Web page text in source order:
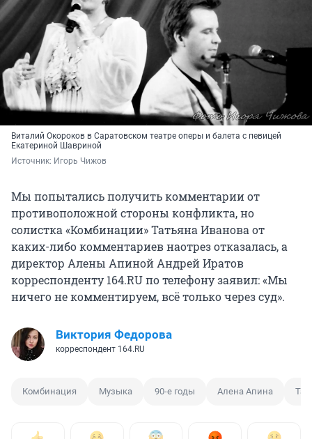
Виталий Окороков в Саратовском театре оперы и балета с певицей
Екатериной Шавриной
Источник: Игорь Чижов
Мы попытались получить комментарии от
противоположной стороны конфликта, но
солистка «Комбинации» Татьяна Иванова от
каких-либо комментариев наотрез отказалась, а
директор Алены Апиной Андрей Иратов
корреспонденту 164.RU по телефону заявил: «Мы
ничего не комментируем, всё только через суд».
Виктория Федорова
корреспондент 164.RU
Комбинация Музыка 90-е годы Алена Апина